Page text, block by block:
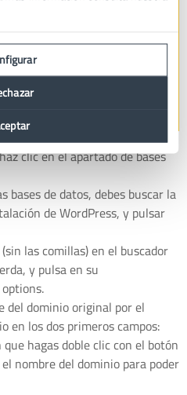
clic en el apartado de bases
bases de datos, debes buscar la
de WordPress, y pulsar
las comillas) en el buscador
y pulsa en su
del dominio original por el
en los dos primeros campos:
hagas doble clic con el botón
nombre del dominio para poder